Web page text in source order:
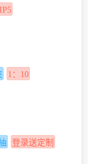
1：10
登录送定制